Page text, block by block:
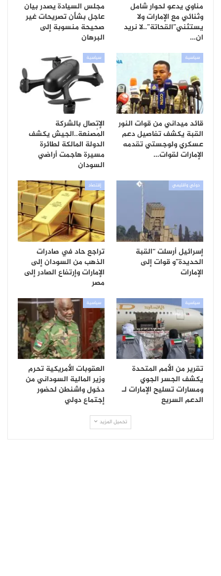
مناوي يدعو لحوار شامل
وثنائي مع الإمارات ولا
يستثني”القحاتة”..لا نريد
ان…
مجلس السيادة يصدر بيان
عاجل بشأن تصريحات غير
صحيحة منسوبة إلى
البرهان
سياسية
قائد ميداني من قوات النور
القبة يكشف تفاصيل دعم
عسكري ولوجستي تقدمه
الإمارات لقوات…
سياسية
الإتصال بالشركة
المُصنعة..الجيش يكشف
الدولة المالكة لطائرة
مسيرة هاجمت أراضي
السودان
دولي واقليمي
إسرائيل أرسلت “القبة
الحديدة”و قوات إلى
الإمارات
إقتصاد
تراجع حاد في صادرات
الذهب من السودان إلى
الإمارات وإرتفاع الصادر إلى
مصر
سياسية
تقرير من الأمم المتحدة
يكشف الجسر الجوي
ومسارات تسليح الإمارات لـ
الدعم السريع
سياسية
العقوبات الأمريكية تحرم
وزير المالية السوداني من
دخول واشنطن لحضور
إجتماع دولي
تحميل المزيد